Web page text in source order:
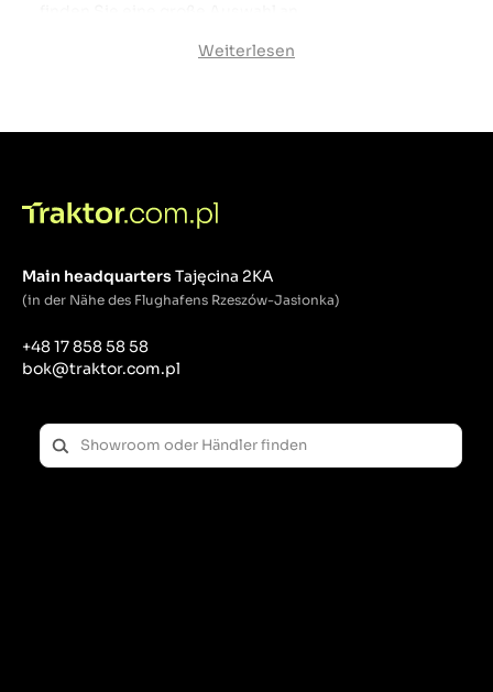
Motortypen – sowohl in Pkw, Lkw als auch in
diese gemäß den Empfehlungen des
Fahrzeugherstellers unter Berücksichtigung der
entsprechenden Drehmoments festzuziehen. Unser
Angebot umfasst sowohl einzelne Schrauben als
Weiterlesen
Main headquartersTajęcina 2KA
(in der Nähe des Flughafens Rzeszów-Jasionka)
+48 17 858 58 58
bok@traktor.com.pl